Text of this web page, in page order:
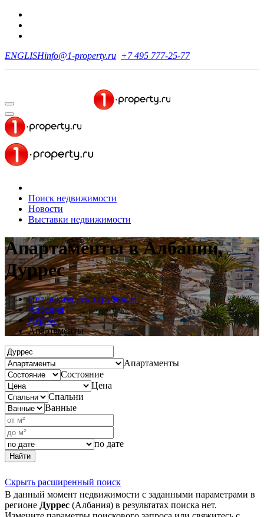
ENGLISHinfo@1-property.ru +7 495 777-25-77
Поиск недвижимости
Новости
Выставки недвижимости
Апартаменты в Албании,
Дуррес
Недвижимость за рубежом
Албания
Дуррес
Апартаменты
Апартаменты
Состояние
Цена
Спальни
Ванные
по дате
Найти
Скрыть расширенный поиск
В данный момент недвижимости с заданными параметрами в
регионе Дуррес (Албания) в результатах поиска нет.